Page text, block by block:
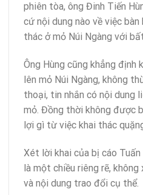
phiên tòa, ông Đinh Tiến
cứ nội dung nào về việc
thác ở mỏ Núi Ngàng với
Ông Hùng cũng khẳng định
lên mỏ Núi Ngàng, không
thoại, tin nhắn có nội dung
mỏ. Đồng thời không được
lợi gì từ việc khai thác
Xét lời khai của bị cáo
là một chiều riêng rẽ,
và nội dung trao đổi cụ thể.